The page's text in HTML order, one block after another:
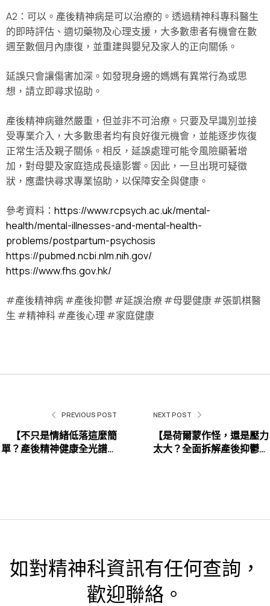
A2：可以。產後精神病是可以治療的。透過精神科專科醫生
的即時評估、適切藥物及心理支援，大多數患者有機會在數
週至數個月內康復，並重建與嬰兒及家人的正向關係。
延誤只會讓傷害加深。如發現身邊的媽媽有異常行為或思
想，請立即尋求協助。
產後精神病雖然嚴重，但並非不可治療。只要及早識別並接
受專業介入，大多數患者均有良好復元機會，並能逐步恢復
正常生活及親子關係。相反，延誤處理可能令風險顯著增
加，對母嬰及家庭造成長遠影響。因此，一旦出現可疑徵
狀，應盡快尋求專業協助，以保障安全與健康。
參考資料： https://www.rcpsych.ac.uk/mental-
health/mental-illnesses-and-mental-health-
problems/postpartum-psychosis
https://pubmed.ncbi.nlm.nih.gov/
https://www.fhs.gov.hk/
#產後精神病 #產後抑鬱 #延誤治療 #母嬰健康 #張凱棋醫
生 #精神科 #產後心理 #家庭健康
PREVIOUS POST
【不只是情緒低落這麼簡
單？產後精神健康全光譜：
NEXT POST
【是荷爾蒙作怪，還是壓力
太大？全面拆解產後抑鬱的
如對精神科資訊有任何查詢，
歡迎聯絡。